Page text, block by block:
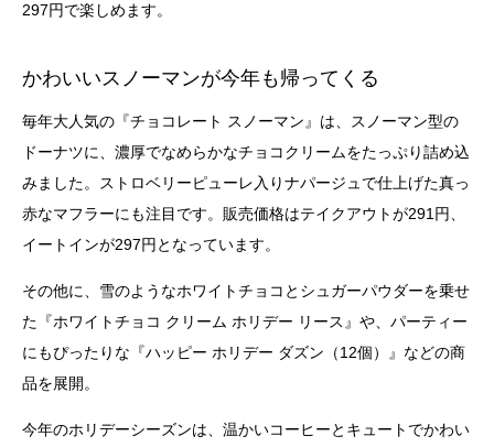
297円で楽しめます。
かわいいスノーマンが今年も帰ってくる
毎年大人気の『チョコレート スノーマン』は、スノーマン型の
ドーナツに、濃厚でなめらかなチョコクリームをたっぷり詰め込
みました。ストロベリーピューレ入りナパージュで仕上げた真っ
赤なマフラーにも注目です。販売価格はテイクアウトが291円、
イートインが297円となっています。
その他に、雪のようなホワイトチョコとシュガーパウダーを乗せ
た『ホワイトチョコ クリーム ホリデー リース』や、パーティー
にもぴったりな『ハッピー ホリデー ダズン（12個）』などの商
品を展開。
今年のホリデーシーズンは、温かいコーヒーとキュートでかわい